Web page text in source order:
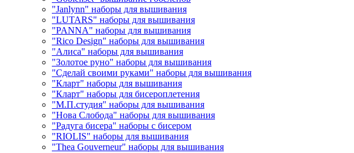
"Janlynn" наборы для вышивания
"LUTARS" наборы для вышивания
"PANNA" наборы для вышивания
"Rico Design" наборы для вышивания
"Алиса" наборы для вышивания
"Золотое руно" наборы для вышивания
"Сделай своими руками" наборы для вышивания
"Кларт" наборы для вышивания
"Кларт" наборы для бисероплетения
"М.П.студия" наборы для вышивания
"Нова Слобода" наборы для вышивания
"Радуга бисера" наборы с бисером
"RIOLIS" наборы для вышивания
"Thea Gouverneur" наборы для вышивания